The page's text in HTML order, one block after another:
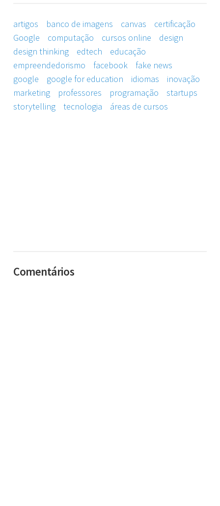
artigos banco de imagens canvas
certificação
Google
computação cursos online
design
design thinking
edtech
educação
empreendedorismo
facebook
fake news
google
google for education idiomas
inovação
marketing
professores programação
startups
storytelling
tecnologia áreas de cursos
Comentários